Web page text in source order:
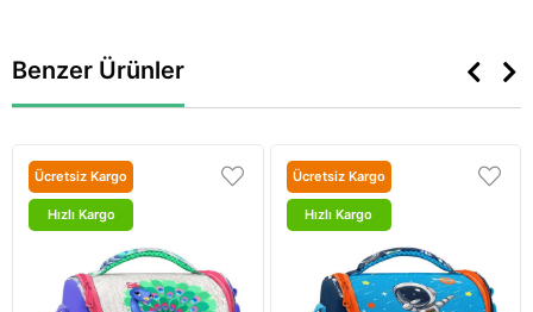
Benzer Ürünler
Ücretsiz Kargo
Hızlı Kargo
Ücretsiz Kargo
Hızlı Kargo